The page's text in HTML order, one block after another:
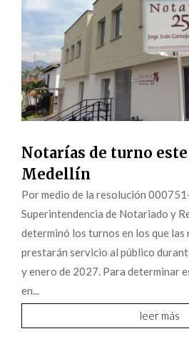
Notarías de turno este
Medellín
Por medio de la resolución
Superintendencia de Notariado y
determinó los turnos en los que las
prestarán servicio al público
y enero de 2027. Para determinar
en...
leer más